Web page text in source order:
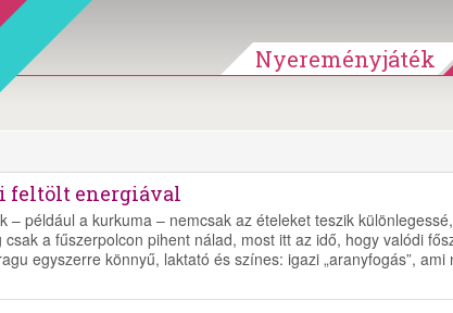
Nyereményjáték
feltölt energiával
– például a kurkuma – nemcsak az ételeket teszik
a fűszerpolcon pihent nálad, most itt az idő, hogy valódi
egyszerre könnyű, laktató és színes: igazi „aranyfogás”, ami